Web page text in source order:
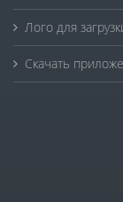
Лого для
Скачать